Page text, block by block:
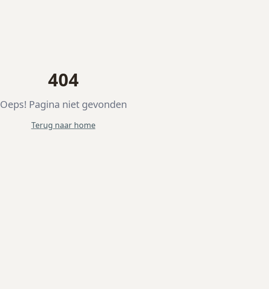
404
Oeps! Pagina niet gevonden
Terug naar home